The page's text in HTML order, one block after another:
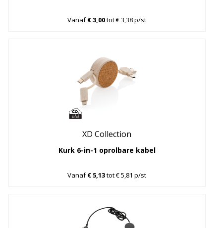
Vanaf€ 3,00tot € 3,38 p/st
XD Collection
Kurk 6-in-1 oprolbare kabel
Vanaf€ 5,13tot € 5,81 p/st